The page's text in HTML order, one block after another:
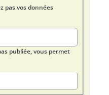
pas vos données
publiée, vous permet